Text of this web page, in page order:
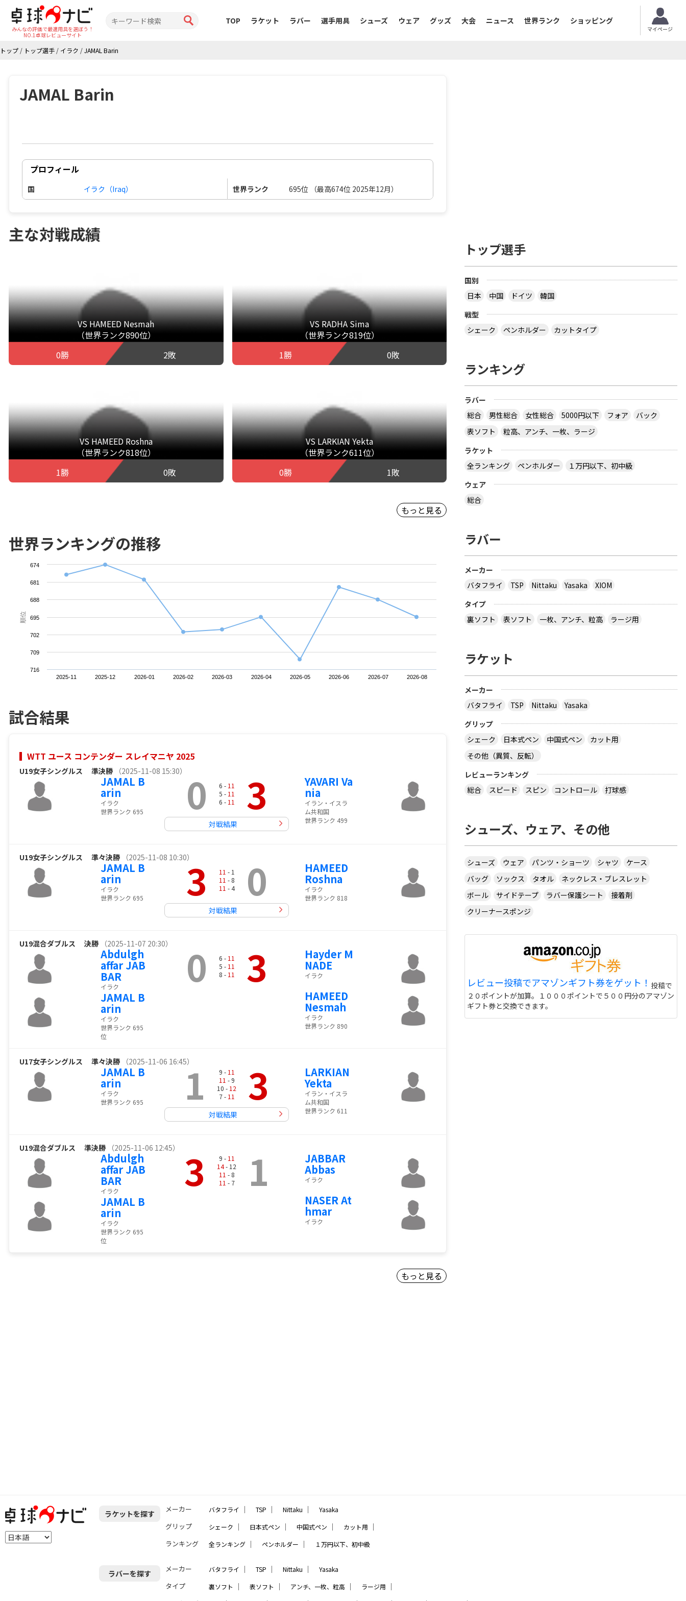
みんなの評価で最適用具を選ぼう！
NO.1卓球レビューサイト
TOP ラケット ラバー 選手用具 シューズ ウェア グッズ 大会 ニュース 世界ランク ショッピング
マイページ
トップ / トップ選手 / イラク /JAMAL Barin
JAMAL Barin
プロフィール
国 イラク（Iraq） 世界ランク 695位 （最高674位 2025年12月）
主な対戦成績
VS HAMEED Nesmah
（世界ランク890位）
0勝
2敗
VS RADHA Sima
（世界ランク819位）
1勝
0敗
VS HAMEED Roshna
（世界ランク818位）
1勝
0敗
VS LARKIAN Yekta
（世界ランク611位）
0勝
1敗
もっと見る
世界ランキングの推移
順位
2025-11 2025-12 2026-01 2026-02 2026-03 2026-04 2026-05 2026-06 2026-07 2026-08
674
681
688
695
702
709
716
試合結果
WTT ユース コンテンダー スレイマニヤ 2025
U19女子シングルス 準決勝 （2025-11-08 15:30）
JAMAL B
arin
イラク
世界ランク 695
0 6 - 11
5 - 11
6 - 11 3
対戦結果
YAVARI Va
nia
イラン・イスラ
ム共和国
世界ランク 499
U19女子シングルス 準々決勝 （2025-11-08 10:30）
JAMAL B
arin
イラク
世界ランク 695
3 11 - 1
11 - 8
11 - 4 0
対戦結果
HAMEED
Roshna
イラク
世界ランク 818
U19混合ダブルス 決勝 （2025-11-07 20:30）
Abdulgh
affar JAB
BAR
イラク
JAMAL B
arin
イラク
世界ランク 695
位
0 6 - 11
5 - 11
8 - 11 3 Hayder M
NADE
イラク
HAMEED
Nesmah
イラク
世界ランク 890
U17女子シングルス 準々決勝 （2025-11-06 16:45）
JAMAL B
arin
イラク
世界ランク 695
1 9 - 11
11 - 9
10 - 12
7 - 11 3
対戦結果
LARKIAN
Yekta
イラン・イスラ
ム共和国
世界ランク 611
U19混合ダブルス 準決勝 （2025-11-06 12:45）
Abdulgh
affar JAB
BAR
イラク
JAMAL B
arin
イラク
世界ランク 695
位
3 9 - 11
14- 12
11 - 8
11 - 7 1 JABBAR
Abbas
イラク
NASER At
hmar
イラク
もっと見る
トップ選手
国別
日本
中国 ドイツ
韓国
戦型
シェーク
ペンホルダー カットタイプ
ランキング
ラバー
総合
男性総合 女性総合 5000円以下 フォア
バック
表ソフト
粒高、アンチ、一枚、ラージ
ラケット
全ランキング
ペンホルダー
１万円以下、初中級
ウェア
総合
ラバー
メーカー
バタフライ
TSP Nittaku Yasaka
XIOM
タイプ
裏ソフト
表ソフト 一枚、アンチ、粒高 ラージ用
ラケット
メーカー
バタフライ
TSP Nittaku
Yasaka
グリップ
シェーク
日本式ペン 中国式ペン
カット用
その他（異質、反転）
レビューランキング
総合
スピード スピン コントロール 打球感
シューズ、ウェア、その他
シューズ ウェア パンツ・ショーツ シャツ
ケース
バッグ
ソックス タオル
ネックレス・ブレスレット
ボール
サイドテープ ラバー保護シート
接着剤
クリーナースポンジ
レビュー投稿でアマゾンギフト券をゲット！ 投稿で
２０ポイントが加算。１０００ポイントで５００円分のアマゾン
ギフト券と交換できます。
ラケットを探す メーカー バタフライ ｜ TSP ｜ Nittaku ｜ Yasaka
グリップ シェーク ｜ 日本式ペン ｜ 中国式ペン ｜ カット用 ｜
ランキング 全ランキング ｜ ペンホルダー ｜ １万円以下、初中級
ラバーを探す メーカー バタフライ ｜ TSP ｜ Nittaku ｜ Yasaka
タイプ 裏ソフト ｜ 表ソフト ｜ アンチ、一枚、粒高 ｜ ラージ用 ｜